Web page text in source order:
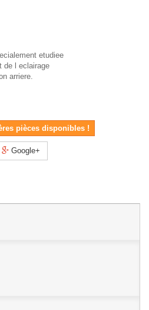
etudiee
de l eclairage
arriere.
pièces disponibles !
Google+